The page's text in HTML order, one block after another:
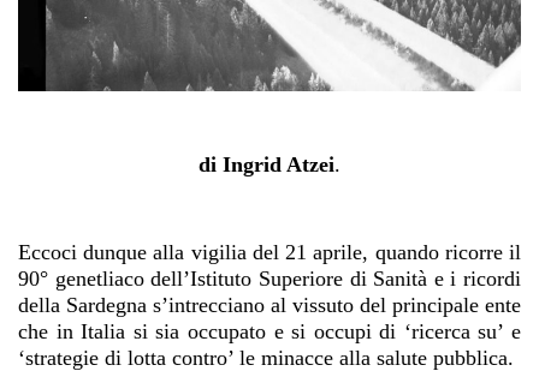
di Ingrid Atzei.
Eccoci dunque alla vigilia del 21 aprile, quando ricorre il
90° genetliaco dell’Istituto Superiore di Sanità e i ricordi
della Sardegna s’intrecciano al vissuto del principale ente
che in Italia si sia occupato e si occupi di ‘ricerca su’ e
‘strategie di lotta contro’ le minacce alla salute pubblica.